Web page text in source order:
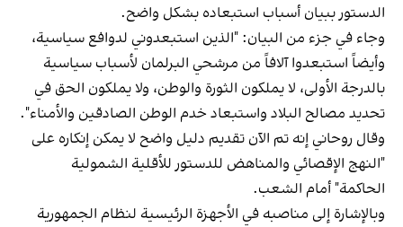
الدستور ببيان أسباب استبعاده بشكل واضح.
وجاء في جزء من البيان: "الذين استبعدوني لدوافع سياسية،
وأيضاً استبعدوا آلافاً من مرشحي البرلمان لأسباب سياسية
بالدرجة الأولى، لا يملكون الثورة والوطن، ولا يملكون الحق في
تحديد مصالح البلاد واستبعاد خدم الوطن الصادقين والأمناء".
وقال روحاني إنه تم الآن تقديم دليل واضح لا يمكن إنكاره على
"النهج الإقصائي والمناهض للدستور للأقلية الشمولية
الحاكمة" أمام الشعب.
وبالإشارة إلى مناصبه في الأجهزة الرئيسية لنظام الجمهورية